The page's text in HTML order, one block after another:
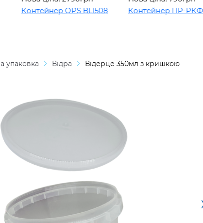
Контейнер OPS BL1508
Контейнер ПР-РКФ-125
упаковка Відра Відерце 350мл з кришкою